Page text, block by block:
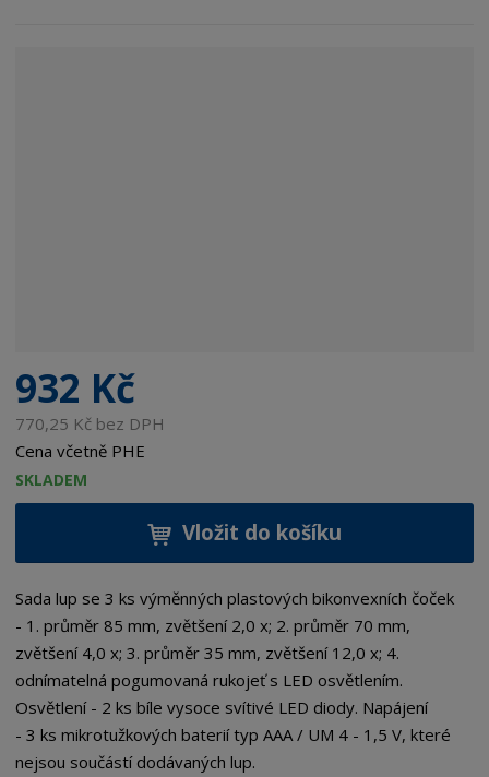
932 Kč
770,25 Kč bez DPH
Cena včetně PHE
SKLADEM
Vložit do košíku
Sada lup se 3 ks výměnných plastových bikonvexních čoček
- 1. průměr 85 mm, zvětšení 2,0 x; 2. průměr 70 mm,
zvětšení 4,0 x; 3. průměr 35 mm, zvětšení 12,0 x; 4.
odnímatelná pogumovaná rukojeť s LED osvětlením.
Osvětlení - 2 ks bíle vysoce svítivé LED diody. Napájení
- 3 ks mikrotužkových baterií typ AAA / UM 4 - 1,5 V, které
nejsou součástí dodávaných lup.